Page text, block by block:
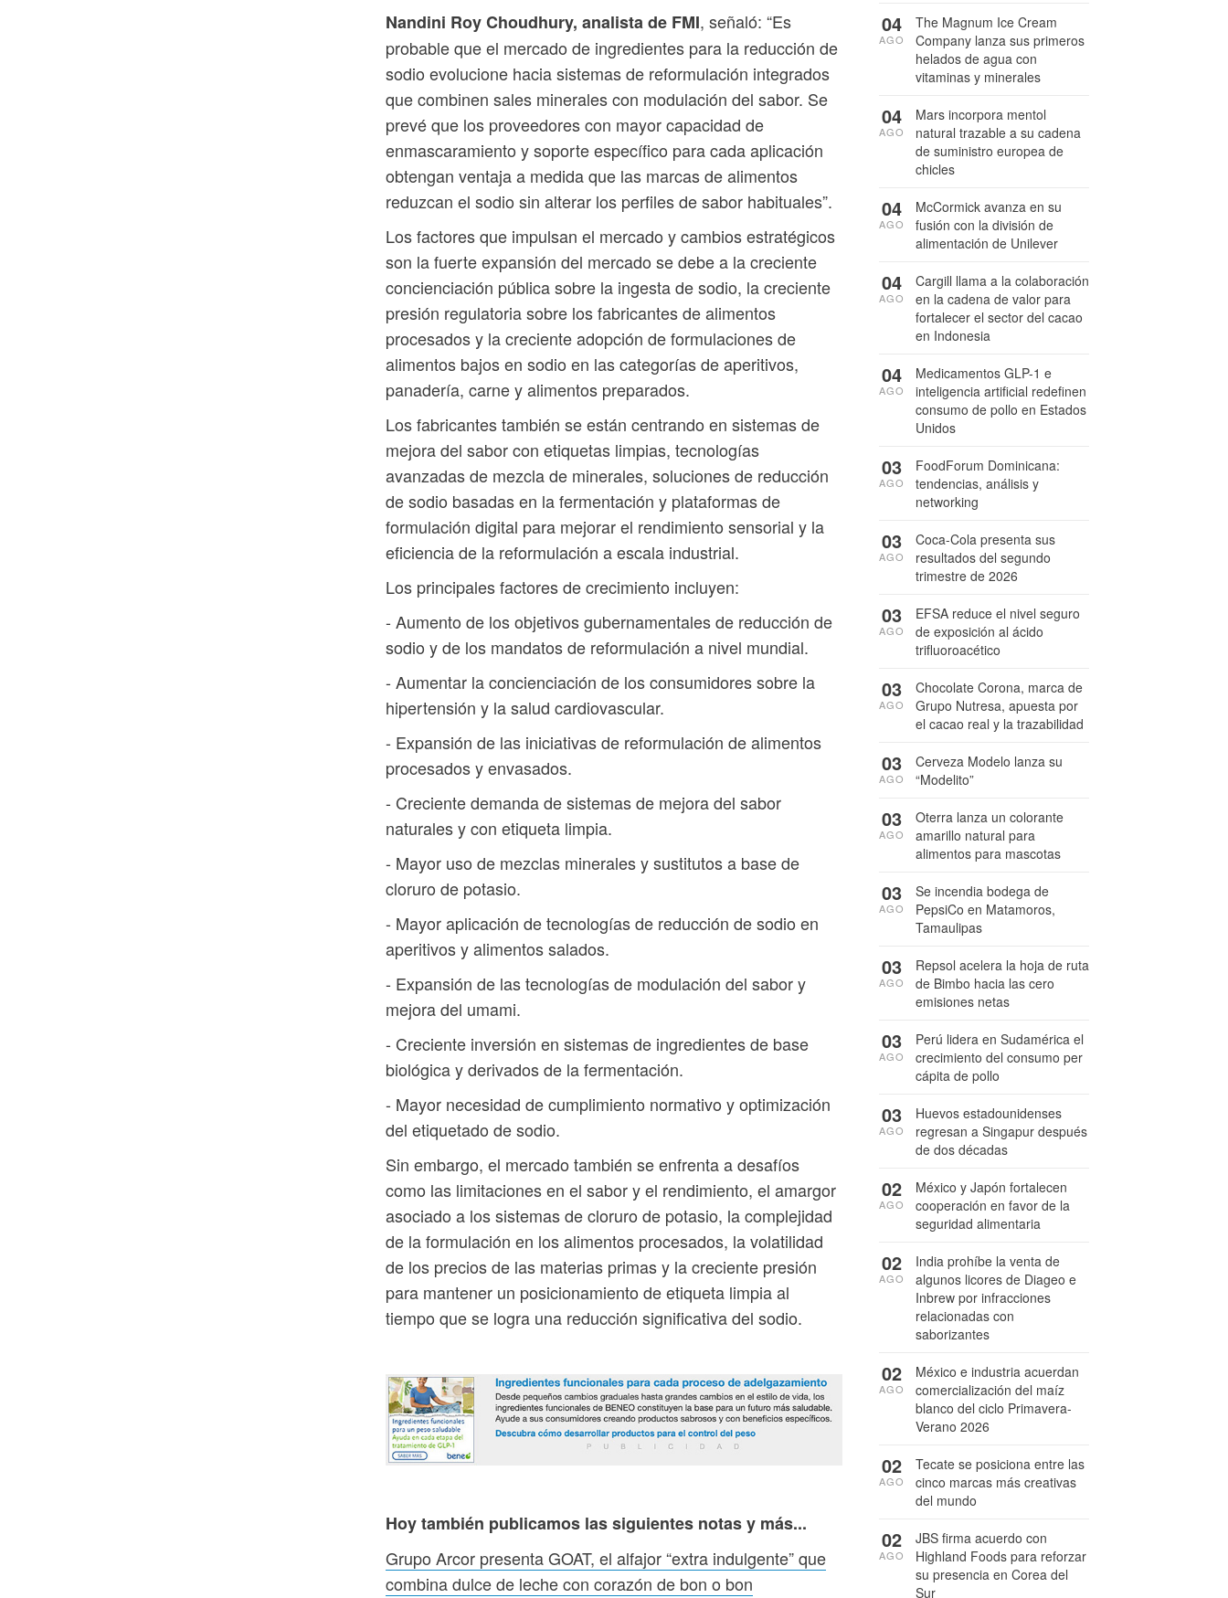
Nandini Roy Choudhury, analista de FMI, señaló: “Es
probable que el mercado de ingredientes para la reducción de
sodio evolucione hacia sistemas de reformulación integrados
que combinen sales minerales con modulación del sabor. Se
prevé que los proveedores con mayor capacidad de
enmascaramiento y soporte específico para cada aplicación
obtengan ventaja a medida que las marcas de alimentos
reduzcan el sodio sin alterar los perfiles de sabor habituales”.
Los factores que impulsan el mercado y cambios estratégicos
son la fuerte expansión del mercado se debe a la creciente
concienciación pública sobre la ingesta de sodio, la creciente
presión regulatoria sobre los fabricantes de alimentos
procesados ​​y la creciente adopción de formulaciones de
alimentos bajos en sodio en las categorías de aperitivos,
panadería, carne y alimentos preparados.
Los fabricantes también se están centrando en sistemas de
mejora del sabor con etiquetas limpias, tecnologías
avanzadas de mezcla de minerales, soluciones de reducción
de sodio basadas en la fermentación y plataformas de
formulación digital para mejorar el rendimiento sensorial y la
eficiencia de la reformulación a escala industrial.
Los principales factores de crecimiento incluyen:
- Aumento de los objetivos gubernamentales de reducción de
sodio y de los mandatos de reformulación a nivel mundial.
- Aumentar la concienciación de los consumidores sobre la
hipertensión y la salud cardiovascular.
- Expansión de las iniciativas de reformulación de alimentos
procesados ​​y envasados.
- Creciente demanda de sistemas de mejora del sabor
naturales y con etiqueta limpia.
- Mayor uso de mezclas minerales y sustitutos a base de
cloruro de potasio.
- Mayor aplicación de tecnologías de reducción de sodio en
aperitivos y alimentos salados.
- Expansión de las tecnologías de modulación del sabor y
mejora del umami.
- Creciente inversión en sistemas de ingredientes de base
biológica y derivados de la fermentación.
- Mayor necesidad de cumplimiento normativo y optimización
del etiquetado de sodio.
Sin embargo, el mercado también se enfrenta a desafíos
como las limitaciones en el sabor y el rendimiento, el amargor
asociado a los sistemas de cloruro de potasio, la complejidad
de la formulación en los alimentos procesados, la volatilidad
de los precios de las materias primas y la creciente presión
para mantener un posicionamiento de etiqueta limpia al
tiempo que se logra una reducción significativa del sodio.
Hoy también publicamos las siguientes notas y más...
Grupo Arcor presenta GOAT, el alfajor “extra indulgente” que
combina dulce de leche con corazón de bon o bon
The Magnum Ice Cream
Company lanza sus primeros
helados de agua con
vitaminas y minerales
04
AGO
Mars incorpora mentol
natural trazable a su cadena
de suministro europea de
chicles
04
AGO
McCormick avanza en su
fusión con la división de
alimentación de Unilever
04
AGO
Cargill llama a la colaboración
en la cadena de valor para
fortalecer el sector del cacao
en Indonesia
04
AGO
Medicamentos GLP-1 e
inteligencia artificial redefinen
consumo de pollo en Estados
Unidos
04
AGO
FoodForum Dominicana:
tendencias, análisis y
networking
03
AGO
Coca-Cola presenta sus
resultados del segundo
trimestre de 2026
03
AGO
EFSA reduce el nivel seguro
de exposición al ácido
trifluoroacético
03
AGO
Chocolate Corona, marca de
Grupo Nutresa, apuesta por
el cacao real y la trazabilidad
03
AGO
Cerveza Modelo lanza su
“Modelito”
03
AGO
Oterra lanza un colorante
amarillo natural para
alimentos para mascotas
03
AGO
Se incendia bodega de
PepsiCo en Matamoros,
Tamaulipas
03
AGO
Repsol acelera la hoja de ruta
de Bimbo hacia las cero
emisiones netas
03
AGO
Perú lidera en Sudamérica el
crecimiento del consumo per
cápita de pollo
03
AGO
Huevos estadounidenses
regresan a Singapur después
de dos décadas
03
AGO
México y Japón fortalecen
cooperación en favor de la
seguridad alimentaria
02
AGO
India prohíbe la venta de
algunos licores de Diageo e
Inbrew por infracciones
relacionadas con
saborizantes
02
AGO
México e industria acuerdan
comercialización del maíz
blanco del ciclo Primavera-
Verano 2026
02
AGO
Tecate se posiciona entre las
cinco marcas más creativas
del mundo
02
AGO
JBS firma acuerdo con
Highland Foods para reforzar
su presencia en Corea del
Sur
02
AGO